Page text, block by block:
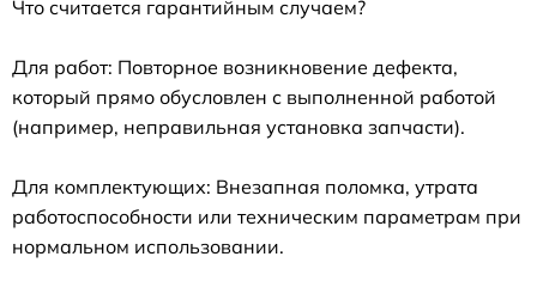
Что считается гарантийным случаем?
Для работ: Повторное возникновение дефекта,
который прямо обусловлен с выполненной работой
(например, неправильная установка запчасти).
Для комплектующих: Внезапная поломка, утрата
работоспособности или техническим параметрам при
нормальном использовании.